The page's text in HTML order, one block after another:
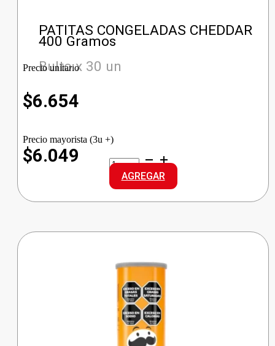
PATITAS CONGELADAS CHEDDAR
400 Gramos
Bulto x 30 un
Precio unitario
$6.654
Precio mayorista (3u +)
$6.049
PATITAS
CONGELADAS
CHEDDAR
cantidad
AGREGAR